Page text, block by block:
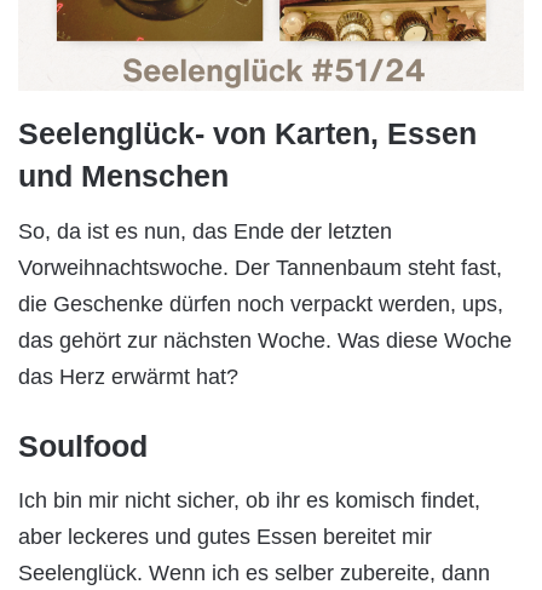
Seelenglück- von Karten, Essen
und Menschen
So, da ist es nun, das Ende der letzten
Vorweihnachtswoche. Der Tannenbaum steht fast,
die Geschenke dürfen noch verpackt werden, ups,
das gehört zur nächsten Woche. Was diese Woche
das Herz erwärmt hat?
Soulfood
Ich bin mir nicht sicher, ob ihr es komisch findet,
aber leckeres und gutes Essen bereitet mir
Seelenglück. Wenn ich es selber zubereite, dann